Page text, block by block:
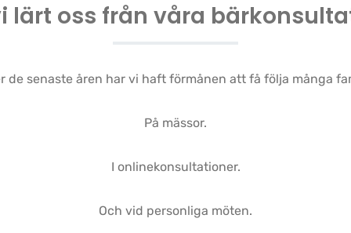
lärt oss från våra
de senaste åren har vi haft förmånen att få följa många
På mässor.
I onlinekonsultationer.
Och vid personliga möten.